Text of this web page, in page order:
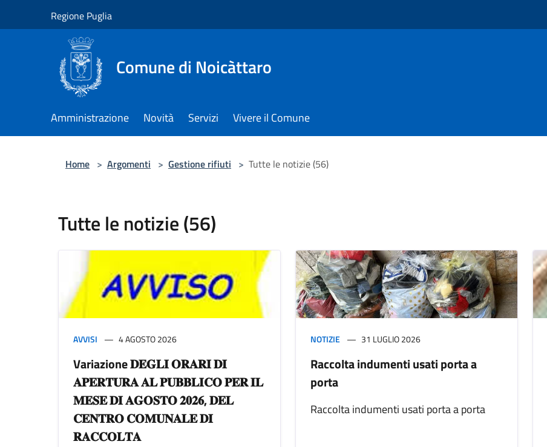
Regione Puglia
Comune di Noicàttaro
Amministrazione Novità Servizi Vivere il Comune
Home > Argomenti > Gestione rifiuti > Tutte le notizie (56)
Tutte le notizie (56)
AVVISI 4 AGOSTO 2026
Variazione 𝐃𝐄𝐆𝐋𝐈 𝐎𝐑𝐀𝐑𝐈 𝐃𝐈
𝐀𝐏𝐄𝐑𝐓𝐔𝐑𝐀 𝐀𝐋 𝐏𝐔𝐁𝐁𝐋𝐈𝐂𝐎 𝐏𝐄𝐑 𝐈𝐋
𝐌𝐄𝐒𝐄 𝐃𝐈 𝐀𝐆𝐎𝐒𝐓𝐎 𝟐𝟎𝟐𝟔, 𝐃𝐄𝐋
𝐂𝐄𝐍𝐓𝐑𝐎 𝐂𝐎𝐌𝐔𝐍𝐀𝐋𝐄 𝐃𝐈
𝐑𝐀𝐂𝐂𝐎𝐋𝐓𝐀
NOTIZIE 31 LUGLIO 2026
Raccolta indumenti usati porta a
porta
Raccolta indumenti usati porta a porta